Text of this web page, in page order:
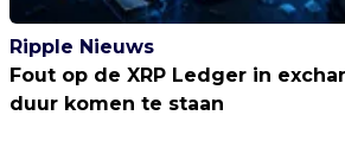
Ripple Nieuws
Fout op de XRP Ledger in
duur komen te staan